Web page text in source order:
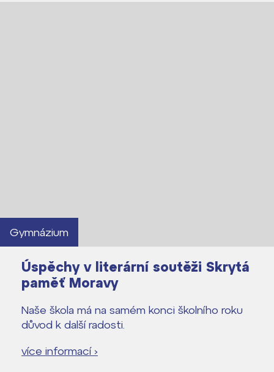
Gymnázium
Úspěchy v literární soutěži Skrytá
paměť Moravy
Naše škola má na samém konci školního roku
důvod k další radosti.
více informací ›